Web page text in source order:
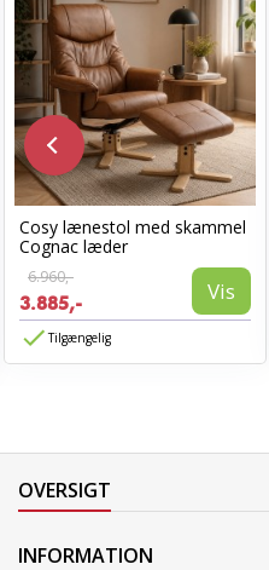
Cosy lænestol med skammel
Cognac læder
6.960,-
3.885,- Vis
Tilgængelig
OVERSIGT
INFORMATION